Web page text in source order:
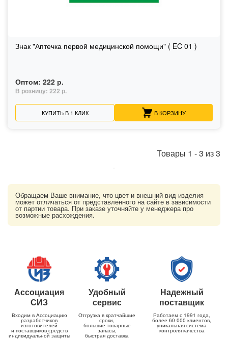
Знак "Аптечка первой медицинской помощи" ( EC 01 )
Оптом: 222 р.
В розницу: 222 р.
КУПИТЬ В 1 КЛИК В КОРЗИНУ
Товары 1 -3 из3
Обращаем Ваше внимание, что цвет и внешний вид изделия
может отличаться от представленного на сайте в зависимости
от партии товара. При заказе уточняйте у менеджера про
возможные расхождения.
Ассоциация
СИЗ
Входим в Ассоциацию
разработчиков
изготовителей
и поставщиков средств
индивидуальной защиты
Удобный
сервис
Отгрузка в кратчайшие
сроки,
большие товарные
запасы,
быстрая доставка
Надежный
поставщик
Работаем с 1991 года,
более 60 000 клиентов,
уникальная система
контроля качества